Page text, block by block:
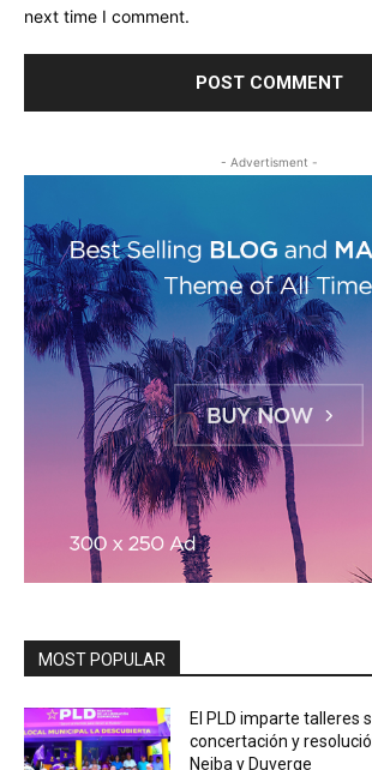
next time I comment.
- Advertisment -
MOST POPULAR
El PLD imparte talleres
concertación y
Neiba y Duverge